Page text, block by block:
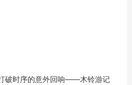
破时序的意外回响——木铃游记